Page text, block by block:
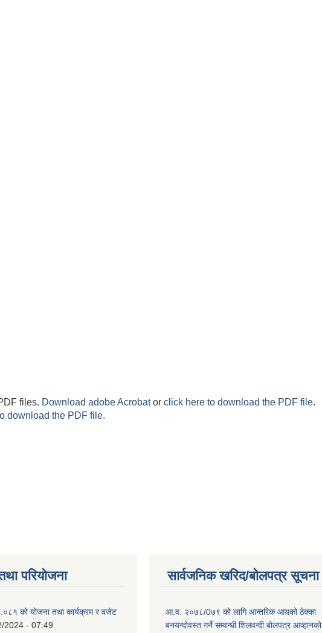
files. Download adobe Acrobator click here to download the PDF file.
download the PDF file.
परियोजना
को योजना तथा कार्यक्रम र वजेट
2024 - 07:49
सार्वजनिक खरिद/बोलपत्र सूचना
आ.व. २०७८/0७९ को लागि आन्तरिक आयको ठेक्का
बनयन्दोवस्त गर्ने सम्वन्धी शिलवन्दी बोलपत्र आव्हानको